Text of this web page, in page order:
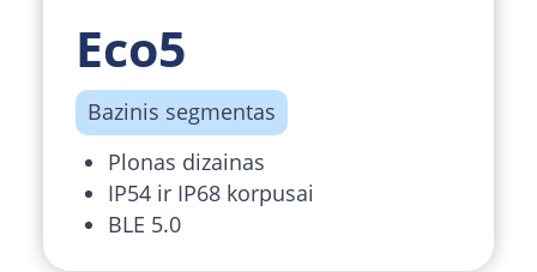
Eco5
Bazinis segmentas
Plonas dizainas
IP54 ir IP68 korpusai
BLE 5.0